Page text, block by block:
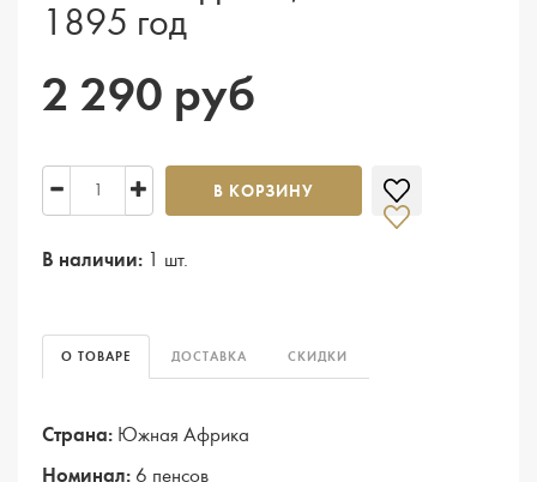
1895 год
2 290 руб
В КОРЗИНУ
В наличии: 1 шт.
О ТОВАРЕ ДОСТАВКА СКИДКИ
Страна: Южная Африка
Номинал: 6 пенсов